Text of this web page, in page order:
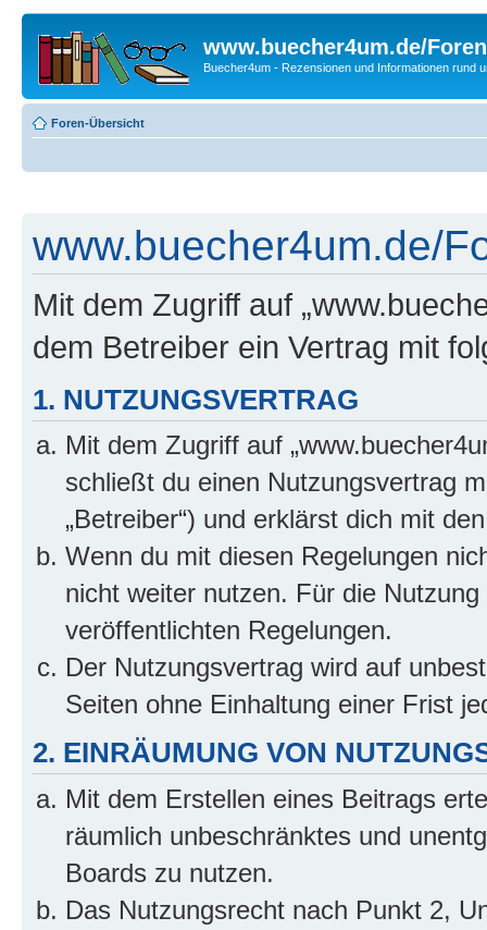
www.buecher4um.de/Foren
Buecher4um - Rezensionen und Informationen rund
Foren-Übersicht
www.buecher4um.de/
Mit dem Zugriff auf
dem Betreiber ein Vertrag mit
1. NUTZUNGSVERTRAG
Mit dem Zugriff auf
schließt du einen Nutzungsvertrag
„Betreiber“) und erklärst dich mit
Wenn du mit diesen Regelungen
nicht weiter nutzen. Für die
veröffentlichten Regelungen.
Der Nutzungsvertrag wird auf
Seiten ohne Einhaltung einer Frist
2. EINRÄUMUNG VON
Mit dem Erstellen eines Beitrags
räumlich unbeschränktes und
Boards zu nutzen.
Das Nutzungsrecht nach Punkt 2,